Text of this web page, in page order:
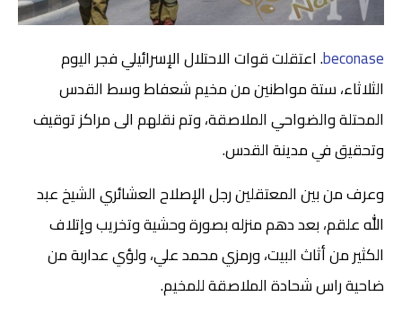
beconase. اعتقلت قوات الاحتلال الإسرائيلي فجر اليوم
الثلاثاء، ستة مواطنين من مخيم شعفاط وسط القدس
المحتلة والضواحي الملاصقة، وتم نقلهم الى مراكز توقيف
وتحقيق في مدينة القدس.
وعرف من بين المعتقلين رجل الإصلاح العشائري الشيخ عبد
الله علقم، بعد دهم منزله بصورة وحشية وتخريب وإتلاف
الكثير من أثاث البيت، ورمزي محمد علي، ولؤي عداربة من
ضاحية راس شحادة الملاصقة للمخيم.